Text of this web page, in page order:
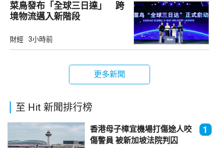
菜鳥發布「全球三日達」 跨
境物流邁入新階段
財經 3小時前
更多新聞
至 Hit 新聞排行榜
香港母子樟宜機場打傷途人咬
傷警員 被新加坡法院判囚
1